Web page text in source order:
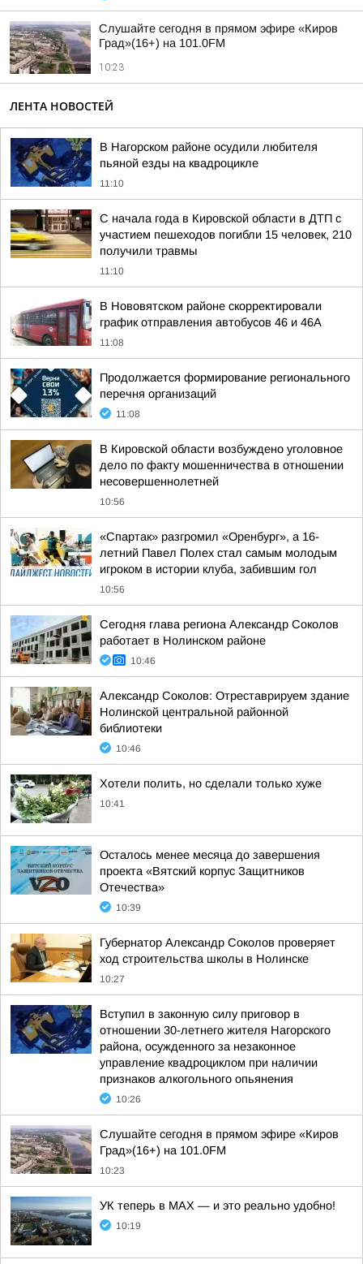
Слушайте сегодня в прямом эфире «Киров
Град»(16+) на 101.0FM
10:23
ЛЕНТА НОВОСТЕЙ
В Нагорском районе осудили любителя
пьяной езды на квадроцикле
11:10
С начала года в Кировской области в ДТП с
участием пешеходов погибли 15 человек, 210
получили травмы
11:10
В Нововятском районе скорректировали
график отправления автобусов 46 и 46А
11:08
Продолжается формирование регионального
перечня организаций
11:08
В Кировской области возбуждено уголовное
дело по факту мошенничества в отношении
несовершеннолетней
10:56
«Спартак» разгромил «Оренбург», а 16-
летний Павел Полех стал самым молодым
игроком в истории клуба, забившим гол
10:56
Сегодня глава региона Александр Соколов
работает в Нолинском районе
10:46
Александр Соколов: Отреставрируем здание
Нолинской центральной районной
библиотеки
10:46
Хотели полить, но сделали только хуже
10:41
Осталось менее месяца до завершения
проекта «Вятский корпус Защитников
Отечества»
10:39
Губернатор Александр Соколов проверяет
ход строительства школы в Нолинске
10:27
Вступил в законную силу приговор в
отношении 30-летнего жителя Нагорского
района, осужденного за незаконное
управление квадроциклом при наличии
признаков алкогольного опьянения
10:26
Слушайте сегодня в прямом эфире «Киров
Град»(16+) на 101.0FM
10:23
УК теперь в МАХ — и это реально удобно!
10:19